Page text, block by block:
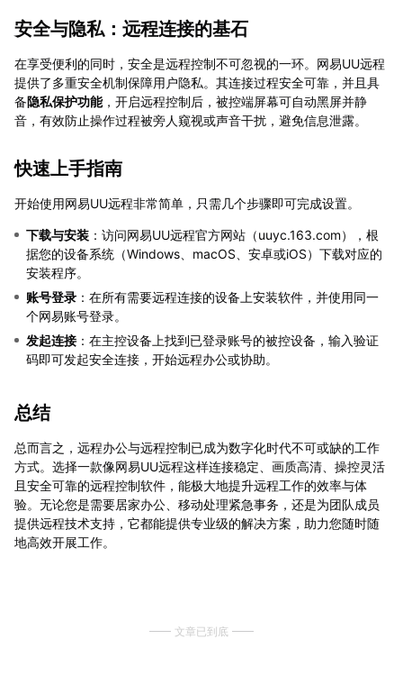
安全与隐私：远程连接的基石
在享受便利的同时，安全是远程控制不可忽视的一环。网易UU远程
提供了多重安全机制保障用户隐私。其连接过程安全可靠，并且具
备隐私保护功能，开启远程控制后，被控端屏幕可自动黑屏并静
音，有效防止操作过程被旁人窥视或声音干扰，避免信息泄露。
快速上手指南
开始使用网易UU远程非常简单，只需几个步骤即可完成设置。
下载与安装：访问网易UU远程官方网站（uuyc.163.com），根
据您的设备系统（Windows、macOS、安卓或iOS）下载对应的
安装程序。
账号登录：在所有需要远程连接的设备上安装软件，并使用同一
个网易账号登录。
发起连接：在主控设备上找到已登录账号的被控设备，输入验证
码即可发起安全连接，开始远程办公或协助。
总结
总而言之，远程办公与远程控制已成为数字化时代不可或缺的工作
方式。选择一款像网易UU远程这样连接稳定、画质高清、操控灵活
且安全可靠的远程控制软件，能极大地提升远程工作的效率与体
验。无论您是需要居家办公、移动处理紧急事务，还是为团队成员
提供远程技术支持，它都能提供专业级的解决方案，助力您随时随
地高效开展工作。
文章已到底